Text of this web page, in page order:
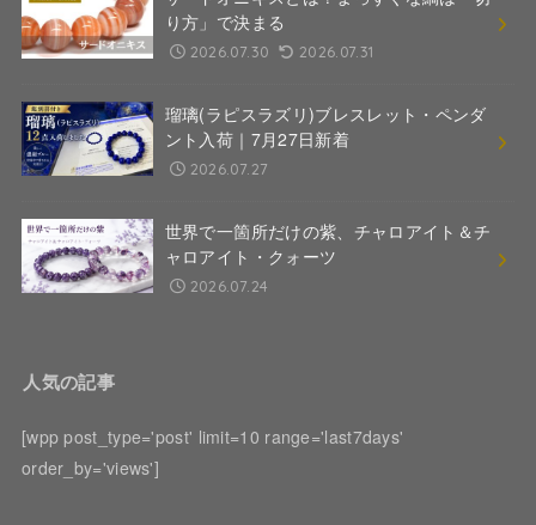
り方」で決まる
2026.07.30 2026.07.31
瑠璃(ラピスラズリ)ブレスレット・ペンダ
ント入荷｜7月27日新着
2026.07.27
世界で一箇所だけの紫、チャロアイト＆チ
ャロアイト・クォーツ
2026.07.24
人気の記事
[wpp post_type='post' limit=10 range='last7days'
order_by='views']